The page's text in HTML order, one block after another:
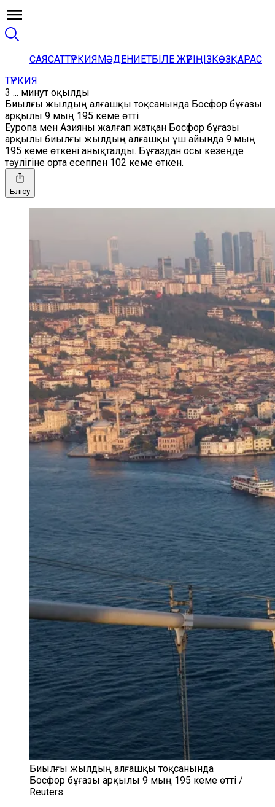
САЯСАТТҮРКИЯМӘДЕНИЕТБІЛЕ ЖҮРІҢІЗКӨЗҚАРАС
ТҮРКИЯ
3 ... минут оқылды
Биылғы жылдың алғашқы тоқсанында Босфор бұғазы
арқылы 9 мың 195 кеме өтті
Еуропа мен Азияны жалғап жатқан Босфор бұғазы
арқылы биылғы жылдың алғашқы үш айында 9 мың
195 кеме өткені анықталды. Бұғаздан осы кезеңде
тәулігіне орта есеппен 102 кеме өткен.
Бөлісу
Биылғы жылдың алғашқы тоқсанында
Босфор бұғазы арқылы 9 мың 195 кеме өтті /
Reuters